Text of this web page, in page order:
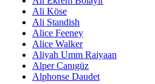
Ali Köse
Ali Standish
Alice Feeney
Alice Walker
Aliyah Umm Raiyaan
Alper Canıgüz
Alphonse Daudet